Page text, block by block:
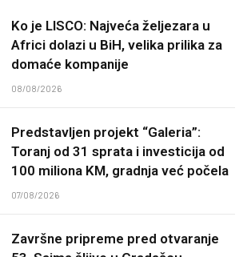
Ko je LISCO: Najveća željezara u
Africi dolazi u BiH, velika prilika za
domaće kompanije
08/08/2026
Predstavljen projekt “Galeria”:
Toranj od 31 sprata i investicija od
100 miliona KM, gradnja već počela
07/08/2026
Završne pripreme pred otvaranje